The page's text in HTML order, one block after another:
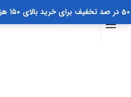
50 در صد تخفیف برای خرید بالای ۱۵۰ هزار تومان با کد off50